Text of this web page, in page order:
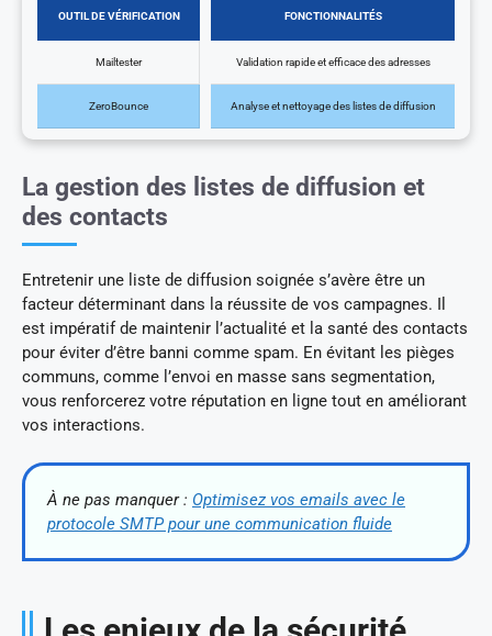
OUTIL DE VÉRIFICATION FONCTIONNALITÉS
Mailtester Validation rapide et efficace des adresses
ZeroBounce Analyse et nettoyage des listes de diffusion
La gestion des listes de diffusion et
des contacts
Entretenir une liste de diffusion soignée s’avère être un
facteur déterminant dans la réussite de vos campagnes. Il
est impératif de maintenir l’actualité et la santé des contacts
pour éviter d’être banni comme spam. En évitant les pièges
communs, comme l’envoi en masse sans segmentation,
vous renforcerez votre réputation en ligne tout en améliorant
vos interactions.
À ne pas manquer : Optimisez vos emails avec le
protocole SMTP pour une communication fluide